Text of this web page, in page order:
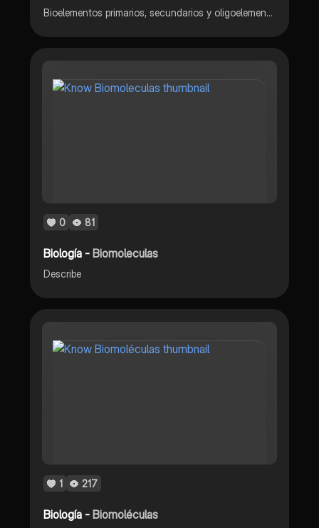
Bioelementos primarios, secundarios y oligoelementos. Biomoléculas orgánicas e inorgánicas.
0 81
Biología -Biomoleculas
Describe
1 217
Biología -Biomoléculas